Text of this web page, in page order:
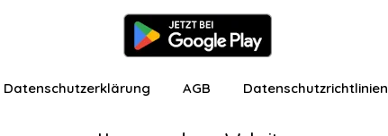
Datenschutzerklärung AGB Datenschutzrichtlinien